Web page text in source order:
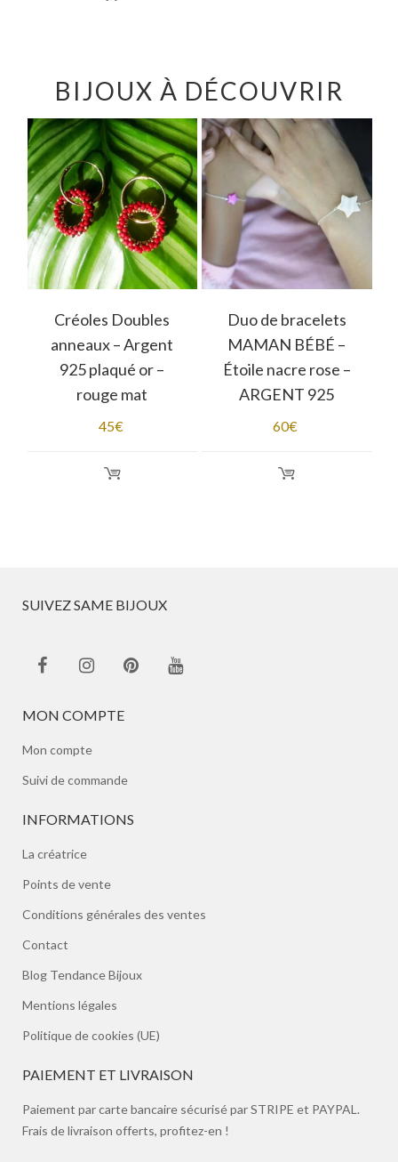
BIJOUX À DÉCOUVRIR
Créoles Doubles
anneaux – Argent
925 plaqué or –
rouge mat
45€
Duo de bracelets
MAMAN BÉBÉ –
Étoile nacre rose –
ARGENT 925
60€
SUIVEZ SAME BIJOUX
MON COMPTE
Mon compte
Suivi de commande
INFORMATIONS
La créatrice
Points de vente
Conditions générales des ventes
Contact
Blog Tendance Bijoux
Mentions légales
Politique de cookies (UE)
PAIEMENT ET LIVRAISON
Paiement par carte bancaire sécurisé par STRIPE et PAYPAL.
Frais de livraison offerts, profitez-en !